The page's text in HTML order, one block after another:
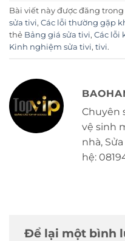
Bài viết này được đăng trong
sửa tivi, Các lỗi thường gặp
thẻ Bảng giá sửa tivi, Các lỗi
Kinh nghiệm sửa tivi, tivi.
Chuyên
vệ sinh
nhà,
hệ:
Để lại một bình